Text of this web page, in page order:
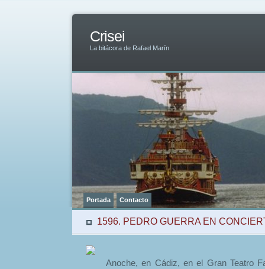
Crisei
La bitácora de Rafael Marín
Portada Contacto
1596. PEDRO GUERRA EN
Anoche, en Cádiz, en el Gran Teatro